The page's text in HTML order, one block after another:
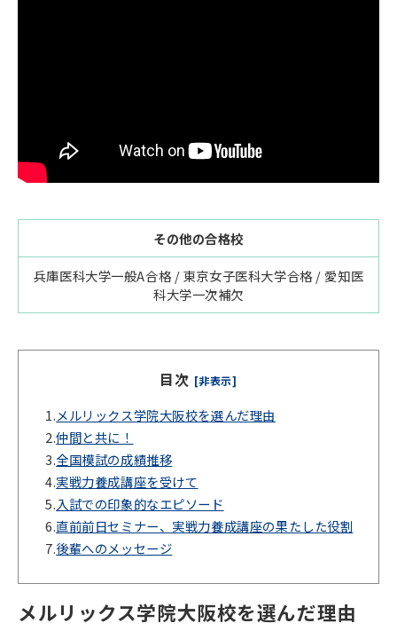
その他の合格校
兵庫医科大学一般A合格 / 東京女子医科大学合格 / 愛知医
科大学一次補欠
目次 [非表示]
1.メルリックス学院大阪校を選んだ理由
2.仲間と共に！
3.全国模試の成績推移
4.実戦力養成講座を受けて
5.入試での印象的なエピソード
6.直前前日セミナー、実戦力養成講座の果たした役割
7.後輩へのメッセージ
メルリックス学院大阪校を選んだ理由